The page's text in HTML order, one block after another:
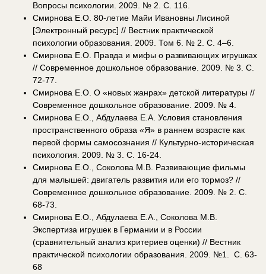
Вопросы психологии. 2009. № 2. С. 116.
Смирнова Е.О. 80-летие Майи Ивановны Лисиной
[Электронный ресурс] // Вестник практической
психологии образования. 2009. Том 6. № 2. С. 4–6.
Смирнова Е.О. Правда и мифы о развивающих игрушках
// Современное дошкольное образование. 2009. № 3. C.
72-77.
Смирнова Е.О. О «новых жанрах» детской литературы //
Современное дошкольное образование. 2009. № 4.
Смирнова Е.О., Абдулаева Е.А. Условия становления
пространственного образа «Я» в раннем возрасте как
первой формы самосознания // Культурно-историческая
психология. 2009. № 3. С. 16-24.
Смирнова Е.О., Соколова М.В. Развивающие фильмы
для малышей: двигатель развития или его тормоз? //
Современное дошкольное образование. 2009. № 2. C.
68-73.
Смирнова Е.О., Абдулаева Е.А., Соколова М.В.
Экспертиза игрушек в Германии и в России
(сравнительный анализ критериев оценки) // Вестник
практической психологии образования. 2009. №1. С. 63-
68